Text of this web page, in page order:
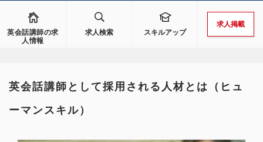
英会話講師の求
人情報
求人検索 スキルアップ
求人掲載
英会話講師として採用される人材とは（ヒュ
ーマンスキル）